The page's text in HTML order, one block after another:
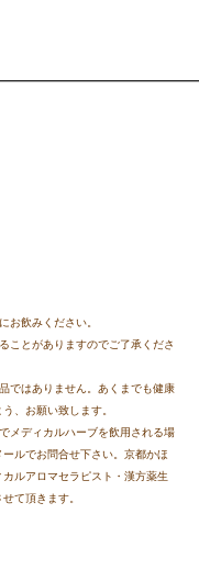
飲みください。
とがありますのでご了承くださ
ではありません。あくまでも健康
、お願い致します。
メディカルハーブを飲用される場
ルでお問合せ下さい。京都かほ
ルアロマセラピスト・漢方薬生
て頂きます。